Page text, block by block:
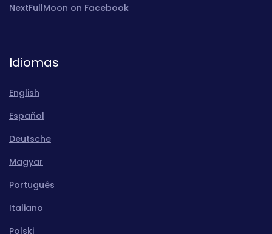
NextFullMoon on Facebook
Idiomas
English
Español
Deutsche
Magyar
Português
Italiano
Polski